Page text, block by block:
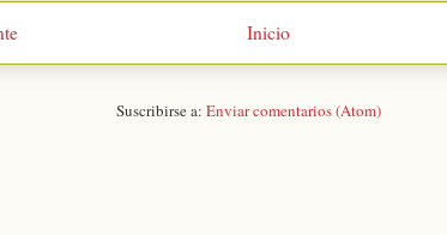
Inicio
Suscribirse a: Enviar comentarios (Atom)